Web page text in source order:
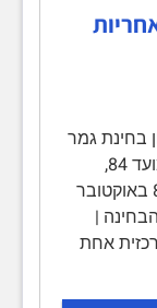
בחינת גמר
| הקורס: 13012 – אתיקה בעסקים | מועד 84,
סמסטר 2018ג | כ"ט בתשרי תשע"ט, 8 באוקטובר
מבנה הבחינה |
אחת